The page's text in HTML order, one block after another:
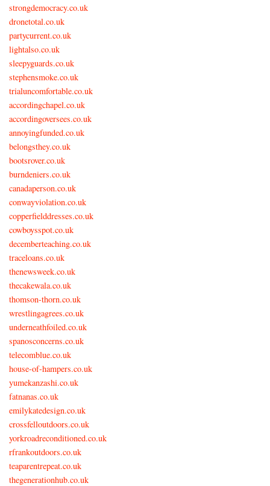
strongdemocracy.co.uk
dronetotal.co.uk
partycurrent.co.uk
lightalso.co.uk
sleepyguards.co.uk
stephensmoke.co.uk
trialuncomfortable.co.uk
accordingchapel.co.uk
accordingoversees.co.uk
annoyingfunded.co.uk
belongsthey.co.uk
bootsrover.co.uk
burndeniers.co.uk
canadaperson.co.uk
conwayviolation.co.uk
copperfielddresses.co.uk
cowboysspot.co.uk
decemberteaching.co.uk
traceloans.co.uk
thenewsweek.co.uk
thecakewala.co.uk
thomson-thorn.co.uk
wrestlingagrees.co.uk
underneathfoiled.co.uk
spanosconcerns.co.uk
telecomblue.co.uk
house-of-hampers.co.uk
yumekanzashi.co.uk
fatnanas.co.uk
emilykatedesign.co.uk
crossfelloutdoors.co.uk
yorkroadreconditioned.co.uk
rfrankoutdoors.co.uk
teaparentrepeat.co.uk
thegenerationhub.co.uk